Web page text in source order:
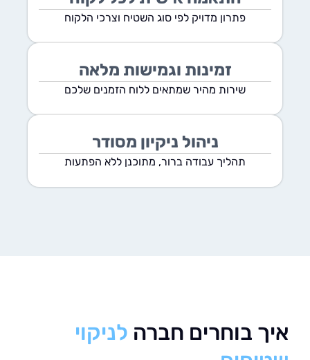
פתרון מדויק לפי סוג השטיח וצרכי הלקוח
זמינות וגמישות מלאה
שירות מהיר שמתאים ללוח הזמנים שלכם
ניהול ניקיון מסודר
תהליך עבודה ברור, מתוכנן ללא הפתעות
בוחרים חברהלניקוי